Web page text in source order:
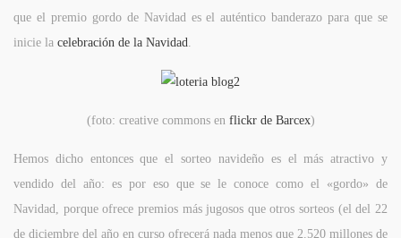
que el premio gordo de Navidad es el auténtico banderazo para que se
inicie la celebración de la Navidad
(foto: creative commons en flickr de Barcex)
Hemos dicho entonces que el sorteo navideño es el más atractivo y
vendido del año: es por eso que se le conoce como el «gordo» de
Navidad, porque ofrece premios más jugosos que otros sorteos (el del 22
de diciembre del año en curso ofrecerá nada menos que 2.520 millones de